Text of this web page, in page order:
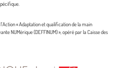
« Adaptation et qualification de la main
NUMérique (DEFFINUM) », opéré par la Caisse des